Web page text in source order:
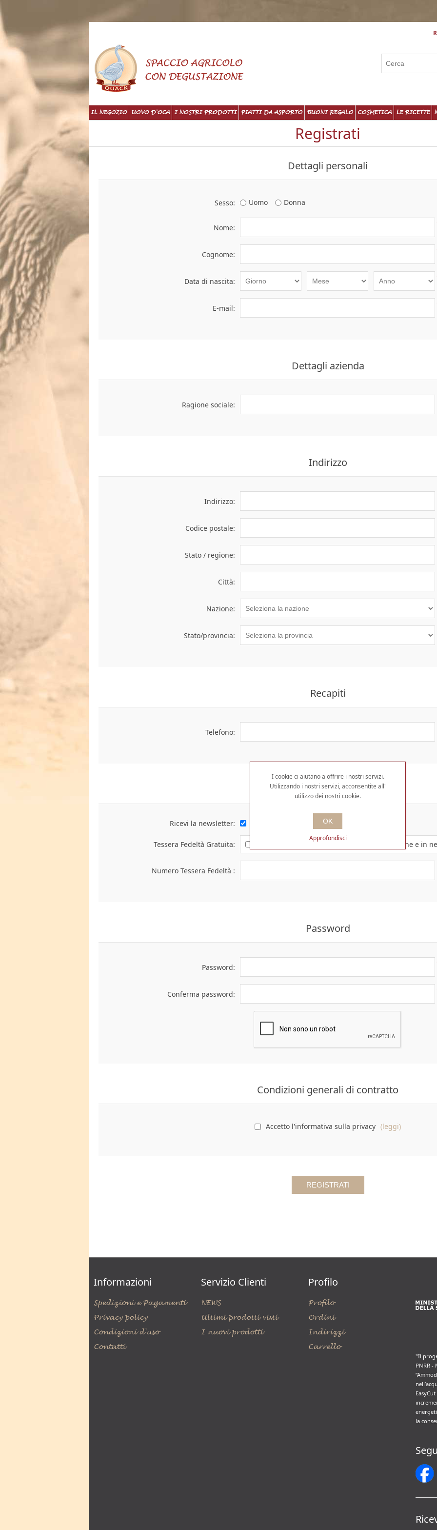
IL NEGOZIO UOVO D'OCA I NOSTRI PRODOTTI PIATTI DA ASPORTO BUONI REGALO COSMETICA LE RICETTE
Registrati
Dettagli personali
Sesso: Uomo Donna
Nome:
Cognome:
Data di nascita:
E-mail:
Dettagli azienda
Ragione sociale:
Indirizzo
Indirizzo:
Codice postale:
Stato / regione:
Città:
Nazione:
Stato/provincia:
Recapiti
Telefono:
Opzioni
Ricevi la newsletter:
Tessera Fedeltà Gratuita: per ottenere sconti e vantaggi su acquisti online e in
Numero Tessera Fedeltà :
Password
Password:
Conferma password:
Condizioni generali di contratto
Accetto l'informativa sulla privacy (leggi)
Informazioni
Spedizioni e Pagamenti
Privacy policy
Condizioni d'uso
Contatti
Servizio Clienti
NEWS
Ultimi prodotti visti
I nuovi prodotti
Profilo
Profilo
Ordini
Indirizzi
Carrello
"Il
PNRR -
la
I cookie ci aiutano a offrire i nostri servizi.
Utilizzando i nostri servizi, acconsentite all'
utilizzo dei nostri cookie.
OK
Approfondisci